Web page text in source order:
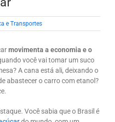
e Transportes
movimenta a economia e o
você vai tomar um suco
A cana está ali, deixando o
abastecer o carro com etanol?
Você sabia que o Brasil é